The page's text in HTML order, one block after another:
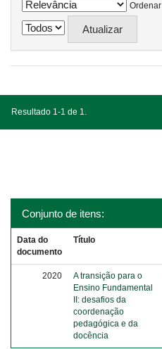
Ordenar
Resultado 1-1 de 1.
Conjunto de itens:
Data do
documento
Título
2020
A transição para o
Ensino Fundamental
II: desafios da
coordenação
pedagógica e da
docência